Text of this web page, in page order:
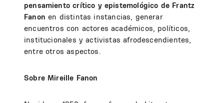
pensamiento crítico y epistemológico de Frantz
Fanon en distintas instancias, generar
encuentros con actores académicos, políticos,
institucionales y activistas afrodescendientes,
entre otros aspectos.
Sobre Mireille Fanon